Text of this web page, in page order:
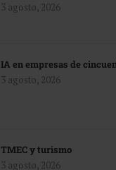
3 agosto, 2026
IA en empresas de
3 agosto, 2026
TMEC y turismo
3 agosto, 2026